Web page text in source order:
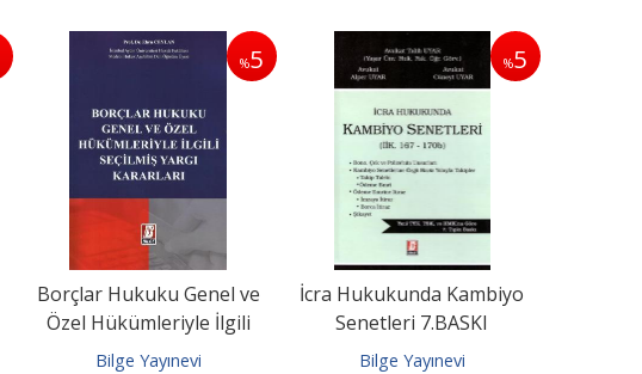
%5
Borçlar Hukuku Genel ve
Özel Hükümleriyle İlgili
Seçilmiş Yargı Kararları
Bilge Yayınevi
%5
İcra Hukukunda Kambiyo
Senetleri 7.BASKI
Bilge Yayınevi